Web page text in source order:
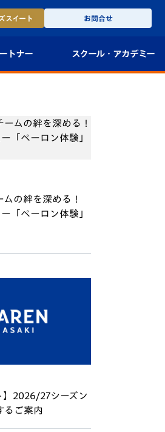
スイート お問合せ
トナー
ー募集
スクール・ アカデミー
U-18
スクール
の絆を深める！
「ペーロン体験」
】2026/27シーズン
るご案内